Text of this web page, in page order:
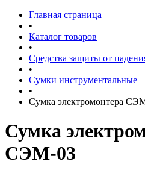
Главная страница
•
Каталог товаров
•
Средства защиты от
•
Сумки инструментальные
•
Сумка электромонтера
Сумка
СЭМ-03